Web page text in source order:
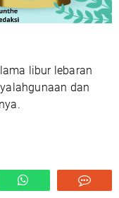
libur lebaran
dan